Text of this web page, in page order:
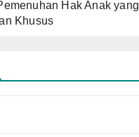
Hak Anak
Khusus